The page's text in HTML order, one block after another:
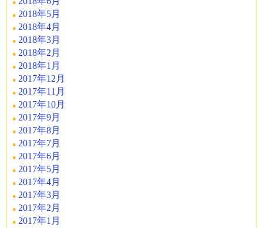
2018年5月
2018年4月
2018年3月
2018年2月
2018年1月
2017年12月
2017年11月
2017年10月
2017年9月
2017年8月
2017年7月
2017年6月
2017年5月
2017年4月
2017年3月
2017年2月
2017年1月